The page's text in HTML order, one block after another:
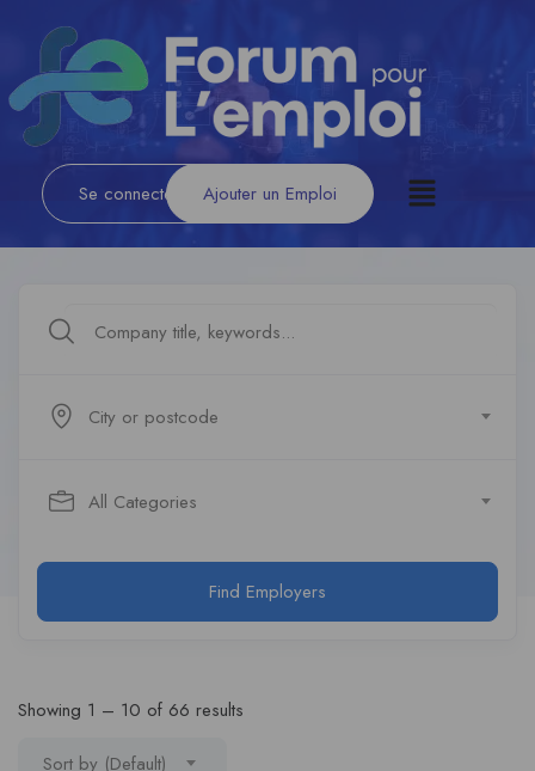
Se connecter S'inscrire
Ajouter un Emploi
City or postcode
All Categories
Find Employers
Showing 1 – 10 of 66 results
Sort by (Default)